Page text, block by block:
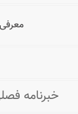
خبرنامه